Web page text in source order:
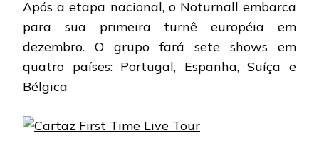
Após a etapa nacional, o Noturnall embarca
para sua primeira turnê européia em
dezembro. O grupo fará sete shows em
quatro países: Portugal, Espanha, Suíça e
Bélgica